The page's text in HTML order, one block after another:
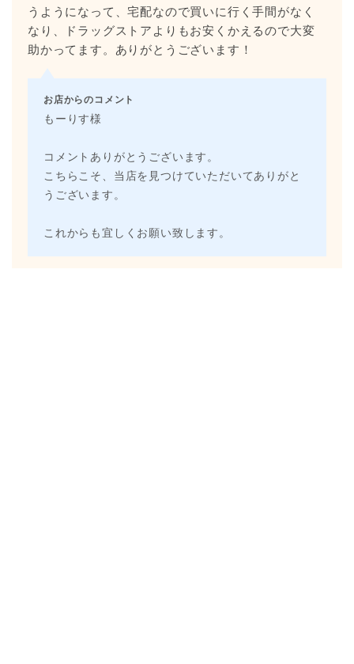
うようになって、宅配なので買いに行く手間がなく
なり、ドラッグストアよりもお安くかえるので大変
助かってます。ありがとうございます！
お店からのコメント
もーりす様
コメントありがとうございます。
こちらこそ、当店を見つけていただいてありがと
うございます。
これからも宜しくお願い致します。